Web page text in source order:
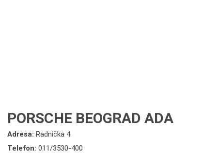
PORSCHE BEOGRAD ADA
Adresa: Radnička 4
Telefon: 011/3530-400